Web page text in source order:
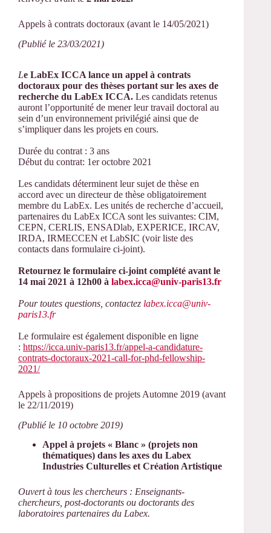
Appels à contrats doctoraux (avant le 14/05/2021)
(Publié le 23/03/2021)
Le LabEx ICCA lance un appel à contrats
doctoraux pour des thèses portant sur les axes de
recherche du LabEx ICCA. Les candidats retenus
auront l’opportunité de mener leur travail doctoral au
sein d’un environnement privilégié ainsi que de
s’impliquer dans les projets en cours.
Durée du contrat : 3 ans
Début du contrat: 1er octobre 2021
Les candidats déterminent leur sujet de thèse en
accord avec un directeur de thèse obligatoirement
membre du LabEx. Les unités de recherche d’accueil,
partenaires du LabEx ICCA sont les suivantes: CIM,
CEPN, CERLIS, ENSADlab, EXPERICE, IRCAV,
IRDA, IRMECCEN et LabSIC (voir liste des
contacts dans formulaire ci-joint).
Retournez le formulaire ci-joint complété avant le
14 mai 2021 à 12h00 à labex.icca@univ-paris13.fr
Pour toutes questions, contactez labex.icca@univ-
paris13.fr
Le formulaire est également disponible en ligne
: https://icca.univ-paris13.fr/appel-a-candidature-
contrats-doctoraux-2021-call-for-phd-fellowship-
2021/
Appels à propositions de projets Automne 2019 (avant
le 22/11/2019)
(Publié le 10 octobre 2019)
Appel à projets « Blanc » (projets non
thématiques) dans les axes du Labex
Industries Culturelles et Création Artistique
Ouvert à tous les chercheurs : Enseignants-
chercheurs, post-doctorants ou doctorants des
laboratoires partenaires du Labex.